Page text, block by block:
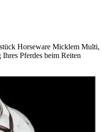
Horseware Micklem Multi,
Pferdes beim Reiten